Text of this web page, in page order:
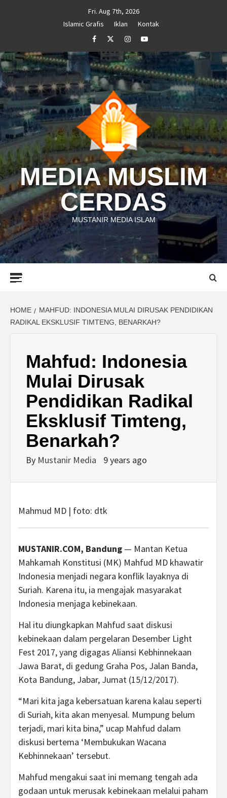
Fri. Aug 7th, 2026
Islamic Grafis
Iklan
Kontak
FacebookTwitterInstagramYoutube
MEDIA MUSLIM
CERDAS
MUSTANIR MEDIA ISLAM
HOME
MAHFUD: INDONESIA MULAI DIRUSAK PENDIDIKAN
RADIKAL EKSKLUSIF TIMTENG, BENARKAH?
Mahfud: Indonesia
Mulai Dirusak
Pendidikan Radikal
Eksklusif Timteng,
Benarkah?
By Mustanir Media 9 years ago
Mahmud MD | foto: dtk
MUSTANIR.COM, Bandung — Mantan Ketua
Mahkamah Konstitusi (MK) Mahfud MD khawatir
Indonesia menjadi negara konflik layaknya di
Suriah. Karena itu, ia mengajak masyarakat
Indonesia menjaga kebinekaan.
Hal itu diungkapkan Mahfud saat diskusi
kebinekaan dalam pergelaran Desember Light
Fest 2017, yang digagas Aliansi Kebhinnekaan
Jawa Barat, di gedung Graha Pos, Jalan Banda,
Kota Bandung, Jabar, Jumat (15/12/2017).
“Mari kita jaga kebersatuan karena kalau seperti
di Suriah, kita akan menyesal. Mumpung belum
terjadi, mari kita bina,” ucap Mahfud dalam
diskusi bertema ‘Membukukan Wacana
Kebhinnekaan’ tersebut.
Mahfud mengakui saat ini memang tengah ada
godaan untuk merusak kebinekaan melalui paham